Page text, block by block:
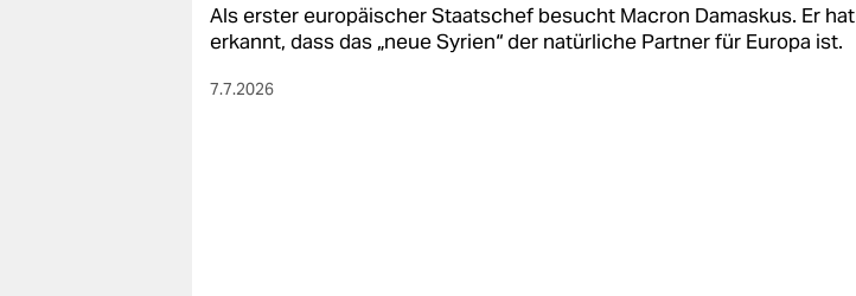
Als erster europäischer Staatschef besucht Macron Damaskus. Er hat
erkannt, dass das „neue Syrien“ der natürliche Partner für Europa ist.
7.7.2026